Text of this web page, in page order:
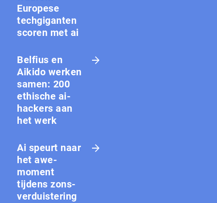
Europese
techgiganten
scoren met ai
Belfius en
Aikido werken
samen: 200
ethische ai-
hackers aan
het werk
Ai speurt naar
het awe-
moment
tijdens zons­
ver­duis­te­ring